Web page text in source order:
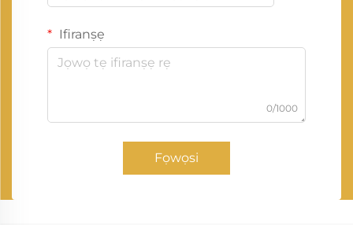
Ifiranṣẹ
0/1000
Fọwọsi